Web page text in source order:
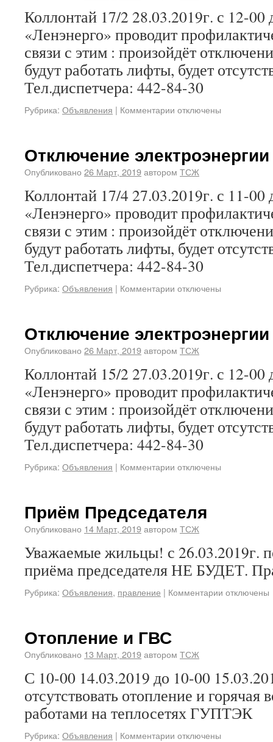
Коллонтай 17/2 28.03.2019г. с 12-00
«Ленэнерго» проводит
связи с этим : произойдёт
будут работать лифты, будет
Тел.диспетчера: 442-84-30
Рубрика: Объявления | Комментарии отключены
Отключение
Опубликовано 26 Март, 2019автором ТСЖ
Коллонтай 17/4 27.03.2019г. с 11-00
«Ленэнерго» проводит
связи с этим : произойдёт
будут работать лифты, будет
Тел.диспетчера: 442-84-30
Рубрика: Объявления | Комментарии отключены
Отключение
Опубликовано 26 Март, 2019автором ТСЖ
Коллонтай 15/2 27.03.2019г. с 12-00
«Ленэнерго» проводит
связи с этим : произойдёт
будут работать лифты, будет
Тел.диспетчера: 442-84-30
Рубрика: Объявления | Комментарии отключены
Приём Председателя
Опубликовано 14 Март, 2019автором ТСЖ
Уважаемые жильцы! с 26.03.2019г.
приёма председателя НЕ БУДЕТ.
Рубрика: Объявления, правление | Комментарии отключены
Отопление и ГВС
Опубликовано 13 Март, 2019автором ТСЖ
С 10-00 14.03.2019 до 10-00
отсутствовать отопление и горячая
работами на теплосетях ГУПТЭК
Рубрика: Объявления | Комментарии отключены